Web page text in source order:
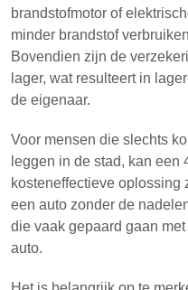
brandstofmotor of
minder brandstof
Bovendien zijn de
lager, wat resulteert in
de eigenaar.
Voor mensen die slechts
leggen in de stad, kan een
kosteneffectieve oplossing
een auto zonder de
die vaak gepaard gaan
auto.